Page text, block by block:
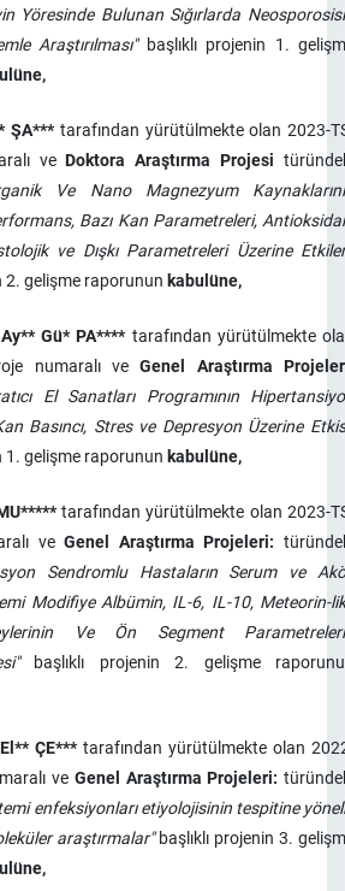
Yöresinde Bulunan Sığırlarda
Araştırılması"başlıklı projenin 1.
ŞA***tarafından yürütülmekte olan 2023-
veDoktora Araştırma Projesi
Ve Nano Magnezyum
Bazı Kan Parametreleri,
ve Dışkı Parametreleri Üzerine
2. gelişme raporunun kabulüne,
Gü* PA****tarafından yürütülmekte
numaralı veGenel Araştırma
El Sanatları Programının
Basıncı, Stres ve Depresyon Üzerine
1. gelişme raporunun kabulüne,
tarafından yürütülmekte olan 2023-
veGenel Araştırma Projeleri:
Sendromlu Hastaların Serum ve
Modifiye Albümin, IL-6, IL-10, Meteorin-
Ve Ön Segment
başlıklı projenin 2. gelişme
ÇE***tarafından yürütülmekte olan
ve Genel Araştırma Projeleri:
enfeksiyonları etiyolojisinin tespitine
araştırmalar"başlıklı projenin 3.